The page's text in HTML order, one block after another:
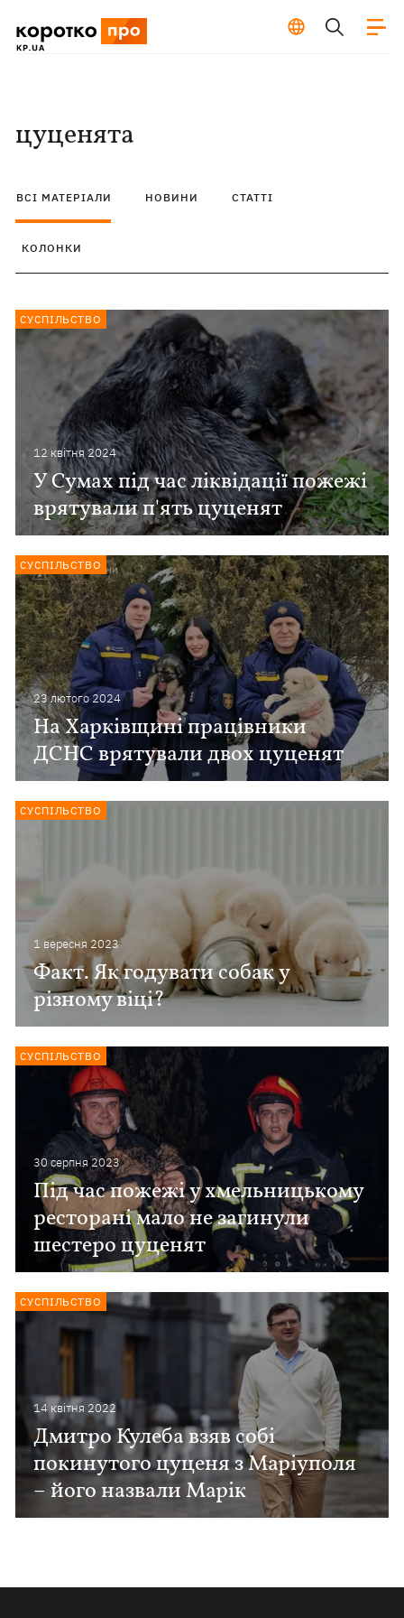
цуценята
ВСІ МАТЕРІАЛИ НОВИНИ СТАТТІ
КОЛОНКИ
12 квiтня 2024
У Сумах під час ліквідації пожежі
врятували п'ять цуценят
СУСПІЛЬСТВО
23 лютого 2024
На Харківщині працівники
ДСНС врятували двох цуценят
СУСПІЛЬСТВО
1 вересня 2023
Факт. Як годувати собак у
різному віці?
СУСПІЛЬСТВО
30 серпня 2023
Під час пожежі у хмельницькому
ресторані мало не загинули
шестеро цуценят
СУСПІЛЬСТВО
14 квiтня 2022
Дмитро Кулеба взяв собі
покинутого цуценя з Маріуполя
– його назвали Марік
СУСПІЛЬСТВО